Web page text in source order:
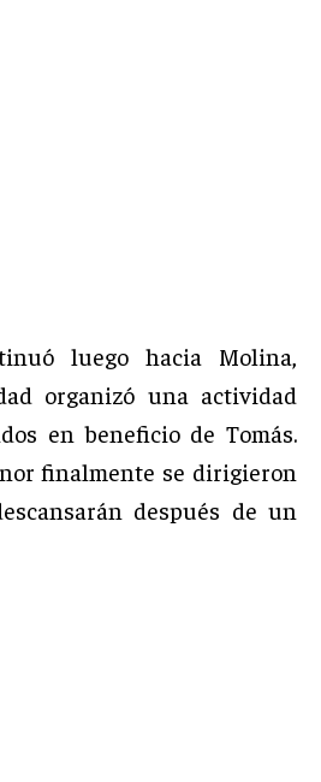
luego hacia Molina,
organizó una actividad
en beneficio de Tomás.
finalmente se dirigieron
después de un